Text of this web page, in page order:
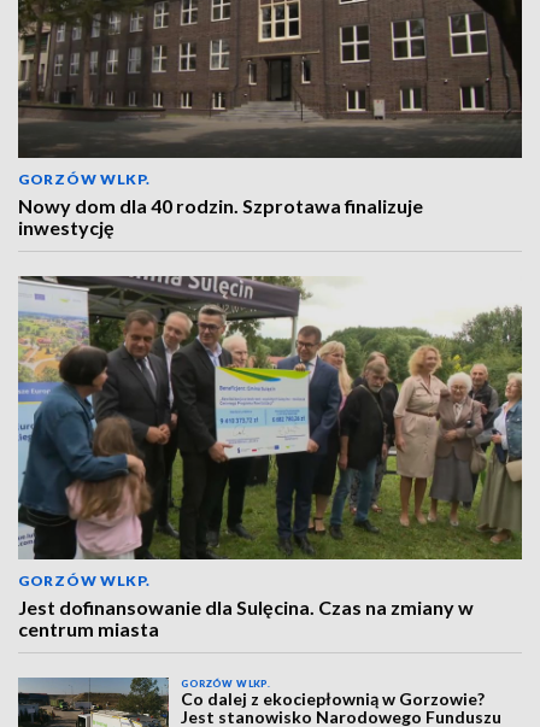
GORZÓW WLKP.
Nowy dom dla 40 rodzin. Szprotawa finalizuje
inwestycję
GORZÓW WLKP.
Jest dofinansowanie dla Sulęcina. Czas na zmiany w
centrum miasta
GORZÓW WLKP.
Co dalej z ekociepłownią w Gorzowie?
Jest stanowisko Narodowego Funduszu